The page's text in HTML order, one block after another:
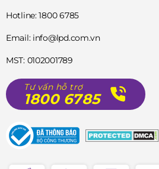
Hotline: 1800 6785
Email: info@lpd.com.vn
MST: 0102001789
Tư vấn hỗ trợ
1800 6785